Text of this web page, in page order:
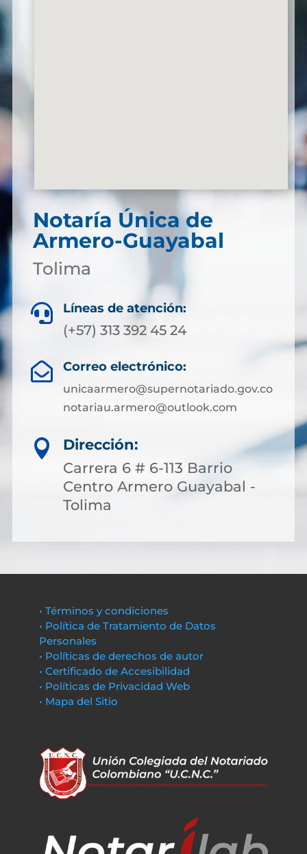
Notaría Única de
Armero-Guayabal
Tolima
 Líneas de atención:
(+57) 313 392 45 24
 Correo electrónico:
unicaarmero@supernotariado.gov.co
notariau.armero@outlook.com

Dirección:
Carrera 6 # 6-113 Barrio
Centro Armero Guayabal -
Tolima
• Términos y condiciones
• Política de Tratamiento de Datos
Personales
• Políticas de derechos de autor
• Certificado de Accesibilidad
• Políticas de Privacidad Web
• Mapa del Sitio